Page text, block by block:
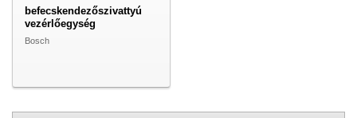
befecskendezőszivattyú
vezérlőegység
Bosch